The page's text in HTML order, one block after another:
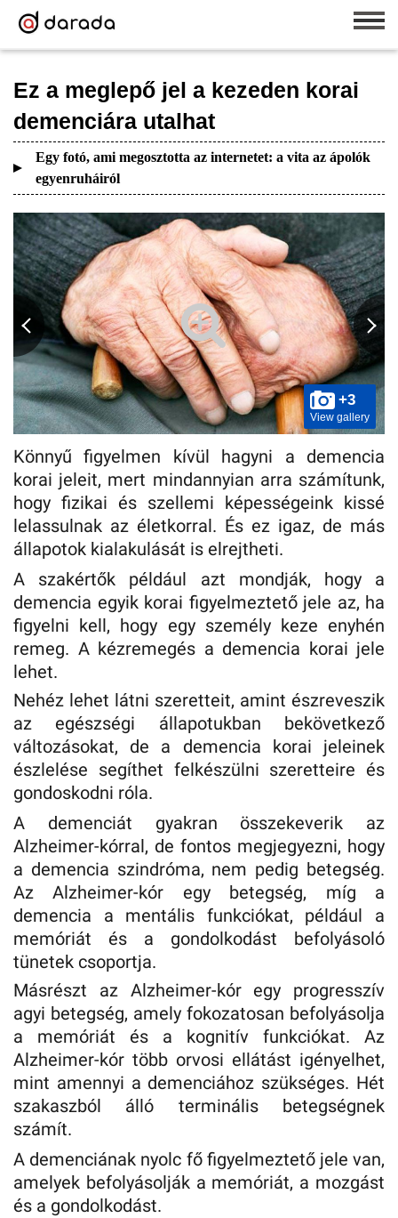
Ez a meglepő jel a kezeden korai
demenciára utalhat
Egy fotó, ami megosztotta az internetet: a vita az ápolók
egyenruháiról
+3
View gallery
Könnyű figyelmen kívül hagyni a demencia
korai jeleit, mert mindannyian arra számítunk,
hogy fizikai és szellemi képességeink kissé
lelassulnak az életkorral. És ez igaz, de más
állapotok kialakulását is elrejtheti.
A szakértők például azt mondják, hogy a
demencia egyik korai figyelmeztető jele az, ha
figyelni kell, hogy egy személy keze enyhén
remeg. A kézremegés a demencia korai jele
lehet.
Nehéz lehet látni szeretteit, amint észreveszik
az egészségi állapotukban bekövetkező
változásokat, de a demencia korai jeleinek
észlelése segíthet felkészülni szeretteire és
gondoskodni róla.
A demenciát gyakran összekeverik az
Alzheimer-kórral, de fontos megjegyezni, hogy
a demencia szindróma, nem pedig betegség.
Az Alzheimer-kór egy betegség, míg a
demencia a mentális funkciókat, például a
memóriát és a gondolkodást befolyásoló
tünetek csoportja.
Másrészt az Alzheimer-kór egy progresszív
agyi betegség, amely fokozatosan befolyásolja
a memóriát és a kognitív funkciókat. Az
Alzheimer-kór több orvosi ellátást igényelhet,
mint amennyi a demenciához szükséges. Hét
szakaszból álló terminális betegségnek
számít.
A demenciának nyolc fő figyelmeztető jele van,
amelyek befolyásolják a memóriát, a mozgást
és a gondolkodást.